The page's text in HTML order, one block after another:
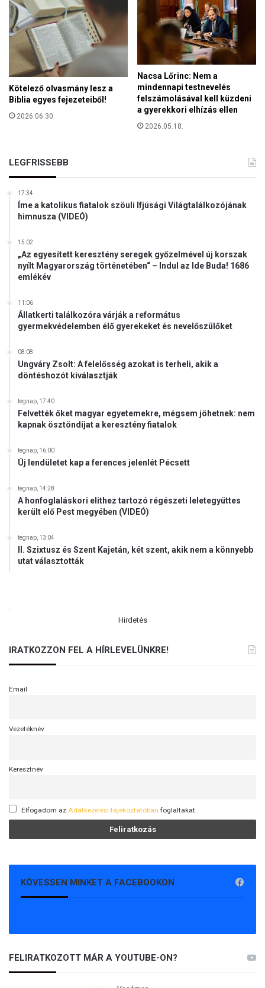
e
t
e
g
y
s
z
s
g
á
Kötelező olvasmány lesz a
Biblia egyes fejezeteiből!
2026.06.30.
Nacsa Lőrinc: Nem a
mindennapi testnevelés
felszámolásával kell küzdeni
a gyerekkori elhízás ellen
2026.05.18.
LEGFRISSEBB
17:34
Íme a katolikus fiatalok szöuli Ifjúsági Világtalálkozójának
himnusza (VIDEÓ)
15:02
„Az egyesített keresztény seregek győzelmével új korszak
nyílt Magyarország történetében“ – Indul az Ide Buda! 1686
emlékév
11:06
Állatkerti találkozóra várják a református
gyermekvédelemben élő gyerekeket és nevelőszülőket
08:08
Ungváry Zsolt: A felelősség azokat is terheli, akik a
döntéshozót kiválasztják
tegnap, 17:40
Felvették őket magyar egyetemekre, mégsem jöhetnek: nem
kapnak ösztöndíjat a keresztény fiatalok
tegnap, 16:00
Új lendületet kap a ferences jelenlét Pécsett
tegnap, 14:28
A honfoglaláskori elithez tartozó régészeti leletegyüttes
került elő Pest megyében (VIDEÓ)
tegnap, 13:04
II. Szixtusz és Szent Kajetán, két szent, akik nem a könnyebb
utat választották
Hirdetés
IRATKOZZON FEL A HÍRLEVELÜNKRE!
Email
Vezetéknév
Keresztnév
Elfogadom az Adatkezelési tájékoztatóban foglaltakat.
KÖVESSEN MINKET A FACEBOOKON
FELIRATKOZOTT MÁR A YOUTUBE-ON?